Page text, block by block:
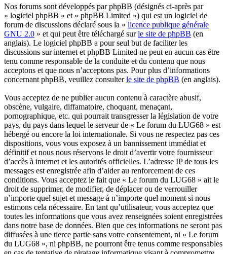
Nos forums sont développés par phpBB (désignés ci-après par
« logiciel phpBB » et « phpBB Limited ») qui est un logiciel de
forum de discussions déclaré sous la « licence publique générale
GNU 2.0 » et qui peut être téléchargé surle site de phpBB (en
anglais). Le logiciel phpBB a pour seul but de faciliter les
discussions sur internet et phpBB Limited ne peut en aucun cas être
tenu comme responsable de la conduite et du contenu que nous
acceptons et que nous n’acceptons pas. Pour plus d’informations
concernant phpBB, veuillez consulterle site de phpBB (en anglais).
Vous acceptez de ne publier aucun contenu à caractère abusif,
obscène, vulgaire, diffamatoire, choquant, menaçant,
pornographique, etc. qui pourrait transgresser la législation de votre
pays, du pays dans lequel le serveur de « Le forum du LUG68 » est
hébergé ou encore la loi internationale. Si vous ne respectez pas ces
dispositions, vous vous exposez à un bannissement immédiat et
définitif et nous nous réservons le droit d’avertir votre fournisseur
d’accès à internet et les autorités officielles. L’adresse IP de tous les
messages est enregistrée afin d’aider au renforcement de ces
conditions. Vous acceptez le fait que « Le forum du LUG68 » ait le
droit de supprimer, de modifier, de déplacer ou de verrouiller
n’importe quel sujet et message à n’importe quel moment si nous
estimons cela nécessaire. En tant qu’utilisateur, vous acceptez que
toutes les informations que vous avez renseignées soient enregistrées
dans notre base de données. Bien que ces informations ne seront pas
diffusées à une tierce partie sans votre consentement, ni « Le forum
du LUG68 », ni phpBB, ne pourront être tenus comme responsables